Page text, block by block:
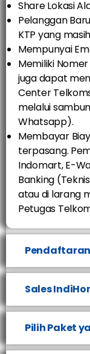
Share Lokasi
Pelanggan
KTP yang
Mempunyai
Memiliki
juga dapat
Center
melalui
Whatsapp).
Membayar
terpasang.
Indomart, E-
Banking
atau di larang
Petugas
Sales
Pilih Paket